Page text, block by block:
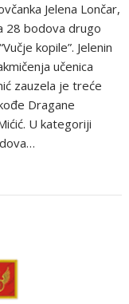
Jelena Lončar,
28 bodova drugo
kopile”. Jelenin
učenica
zauzela je treće
Dragane
U kategoriji